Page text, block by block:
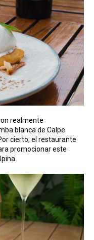
realmente
blanca de Calpe
cierto, el restaurante
promocionar este